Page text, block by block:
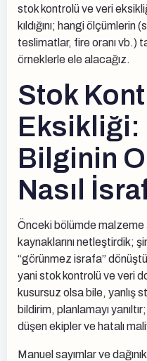
stok kontrolü ve veri
kıldığını; hangi
teslimatlar, fire oranı vb.)
örneklerle ele alacağız.
Stok
Eksikliği:
Bilginin
Nasıl
Önceki bölümde malzeme
kaynaklarını netleştirdik;
“görünmez israfa”
yani stok kontrolü ve veri
kusursuz olsa bile, yanlış
bildirim, planlamayı
düşen ekipler ve hatalı
Manuel sayımlar ve